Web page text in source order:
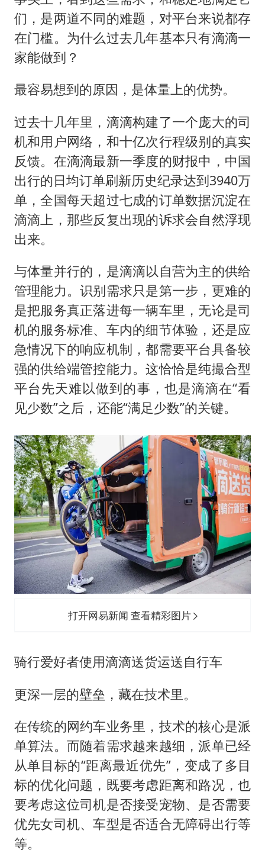
们，是两道不同的难题，对平台来说都存
在门槛。为什么过去几年基本只有滴滴一
家能做到？
最容易想到的原因，是体量上的优势。
过去十几年里，滴滴构建了一个庞大的司
机和用户网络，和十亿次行程级别的真实
反馈。在滴滴最新一季度的财报中，中国
出行的日均订单刷新历史纪录达到3940万
单，全国每天超过七成的订单数据沉淀在
滴滴上，那些反复出现的诉求会自然浮现
出来。
与体量并行的，是滴滴以自营为主的供给
管理能力。识别需求只是第一步，更难的
是把服务真正落进每一辆车里，无论是司
机的服务标准、车内的细节体验，还是应
急情况下的响应机制，都需要平台具备较
强的供给端管控能力。这恰恰是纯撮合型
平台先天难以做到的事，也是滴滴在“看
见少数”之后，还能“满足少数”的关键。
打开网易新闻 查看精彩图片
骑行爱好者使用滴滴送货运送自行车
更深一层的壁垒，藏在技术里。
在传统的网约车业务里，技术的核心是派
单算法。而随着需求越来越细，派单已经
从单目标的“距离最近优先”，变成了多目
标的优化问题，既要考虑距离和路况，也
要考虑这位司机是否接受宠物、是否需要
优先女司机、车型是否适合无障碍出行等
等。